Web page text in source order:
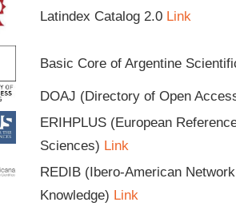
Latindex Catalog 2.0 Link
Basic Core of Argentine
DOAJ (Directory of Open
ERIHPLUS (European
Sciences) Link
REDIB (Ibero-American
Knowledge) Link